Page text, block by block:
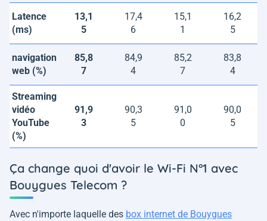
Latence
(ms)
13,1
5
17,4
6
15,1
1
16,2
5
navigation
web (%)
85,8
7
84,9
4
85,2
7
83,8
4
Streaming
vidéo
YouTube
(%)
91,9
3
90,3
5
91,0
0
90,0
5
Ça change quoi d'avoir le Wi-Fi N°1 avec
Bouygues Telecom ?
Avec n'importe laquelle des box internet de Bouygues